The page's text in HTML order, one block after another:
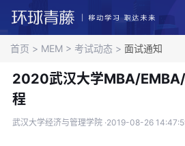
首页 > MEM > 考试动态 > 面试通知
2020武汉大学MBA/
程
武汉大学经济与管理学院 ·2019-08-26